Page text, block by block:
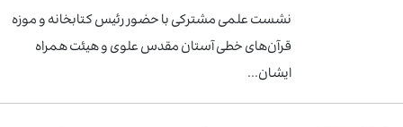
نشست علمی مشترکی با حضور رئیس کتابخانه و موزه
قرآن‌های خطی آستان مقدس علوی و هیئت همراه
ایشان...